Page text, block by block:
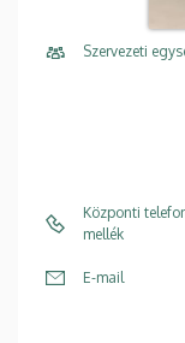
Szervezeti
Központi
mellék
E-mail